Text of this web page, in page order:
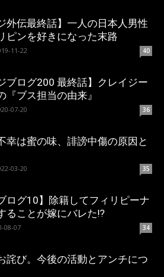
外伝最終話】一人の日本人男性
ピンを好きになった末路
11-22 40
ブログ200 最終話】クレイジー
『ブス担当の由来』
07-20 36
幸は蜜の味、誹謗中傷の原因と
03-20 35
ログ10】除籍してフィリピーナ
ることが嫁にバレた!?
08-07 34
詫び。今後の活動とアンチにつ